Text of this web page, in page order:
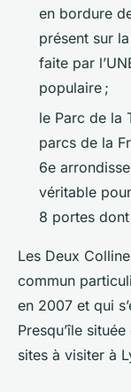
en bordure
présent sur
faite par
populaire ;
le Parc de la
parcs de la
6e
véritable
8 portes
Les Deux
commun
en 2007 et qui
Presqu’île
sites à visiter à